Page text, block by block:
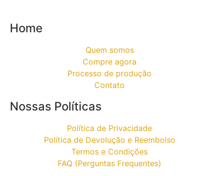
Home
Quem somos
Compre agora
Processo de produção
Contato
Nossas Políticas
Política de Privacidade
Política de Devolução e Reembolso
Termos e Condições
FAQ (Perguntas Frequentes)